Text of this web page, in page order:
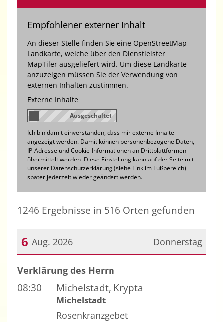
Empfohlener externer Inhalt
An dieser Stelle finden Sie eine OpenStreetMap
Landkarte, welche über den Dienstleister
MapTiler ausgeliefert wird. Um diese Landkarte
anzuzeigen müssen Sie der Verwendung von
externen Inhalten zustimmen.
Externe Inhalte
Ich bin damit einverstanden, dass mir externe Inhalte
angezeigt werden. Damit können personenbezogene Daten,
IP-Adresse und Cookie-Informationen an Drittplattformen
übermittelt werden. Diese Einstellung kann auf der Seite mit
unserer Datenschutzerklärung (siehe Link im Fußbereich)
später jederzeit wieder geändert werden.
1246 Ergebnisse in 516 Orten gefunden
Donnerstag
6 Aug. 2026
Datum: 6. August 2026
Verklärung des Herrn
08:30 Michelstadt, Krypta
Michelstadt
Rosenkranzgebet